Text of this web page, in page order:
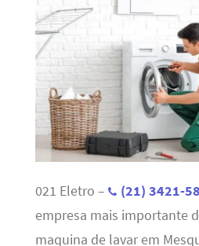
021 Eletro – (21) 3421-
empresa mais importante
maquina de lavar em